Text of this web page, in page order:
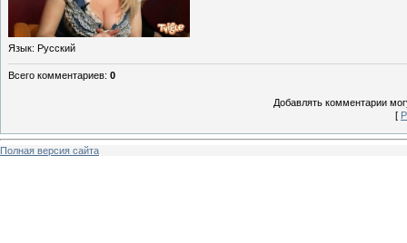
Язык: Русский
Всего комментариев: 0
Добавлять комментарии
[
Полная версия сайта